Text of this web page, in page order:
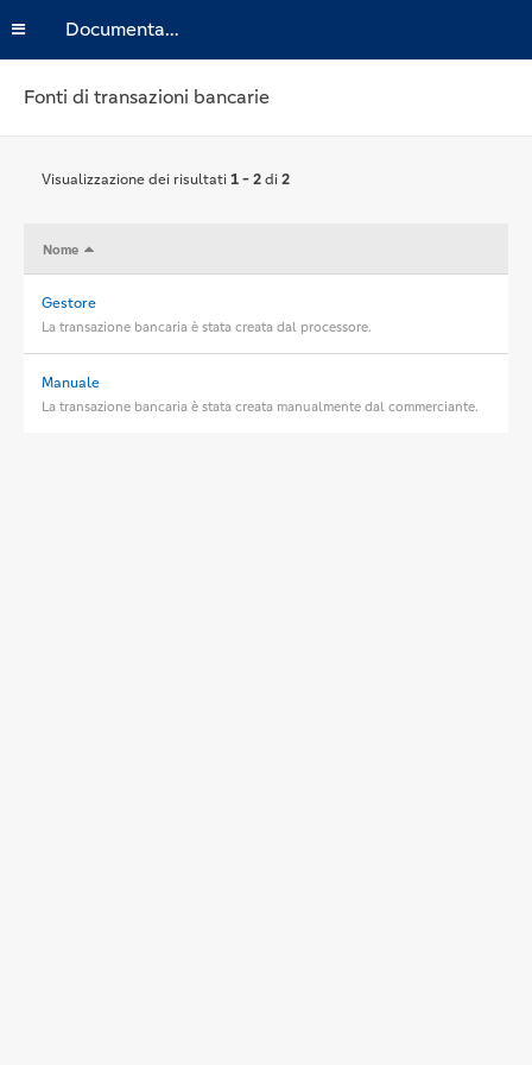
Documentazione
Fonti di transazioni bancarie
Visualizzazione dei risultati1 - 2di2
Gestore
La transazione bancaria è stata creata dal processore.
Manuale
La transazione bancaria è stata creata manualmente dal commerciante.
Nome